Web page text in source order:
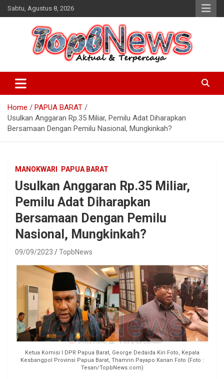
Skip
to
Sabtu, Agustus 8, 2026
Home
PAPUA BARAT
Usulkan Anggaran Rp.35 Miliar, Pemilu Adat Diharapkan
Bersamaan Dengan Pemilu Nasional, Mungkinkah?
MANOKWARI PAPUA BARAT
Usulkan Anggaran Rp.35 Miliar,
Pemilu Adat Diharapkan
Bersamaan Dengan Pemilu
Nasional, Mungkinkah?
09/09/2023 TopbNews
Ketua Komisi I DPR Papua Barat, George Dedaida Kiri Foto, Kepala
Kesbangpol Provinsi Papua Barat, Thamrin Payapo Kanan Foto (Foto :
Tesan/TopbNews.com)